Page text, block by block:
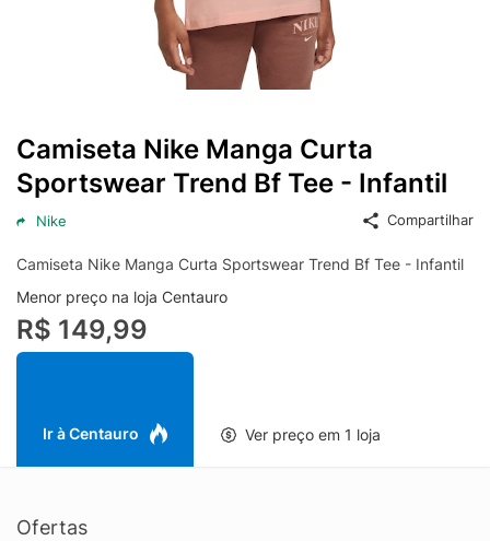
Camiseta Nike Manga Curta
Sportswear Trend Bf Tee - Infantil
Nike Compartilhar
Camiseta Nike Manga Curta Sportswear Trend Bf Tee - Infantil
Menor preço na loja Centauro
R$ 149,99
Ir à Centauro Ver preço em 1 loja
Ofertas